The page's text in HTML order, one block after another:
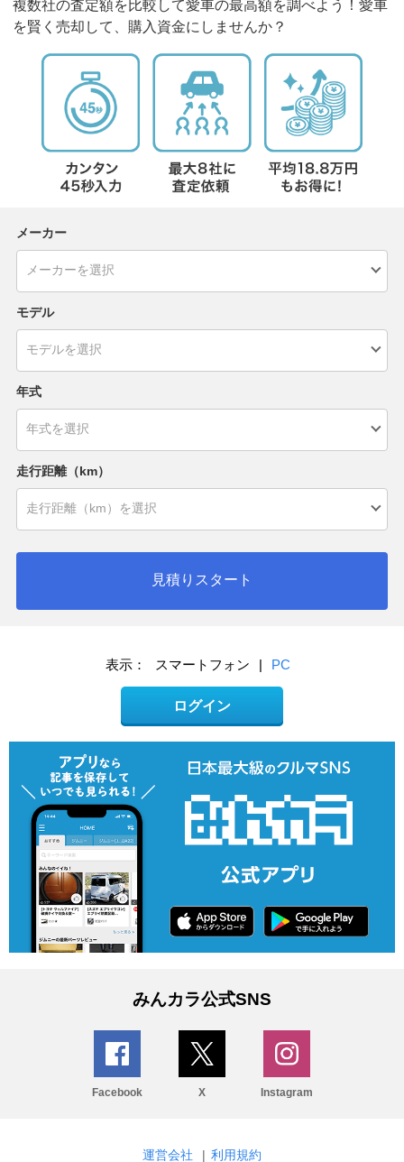
複数社の査定額を比較して愛車の最高額を調べよう！愛車
を賢く売却して、購入資金にしませんか？
メーカー
モデル
年式
走行距離（km）
見積りスタート
表示： スマートフォン | PC
ログイン
みんカラ公式SNS
Facebook X Instagram
運営会社 | 利用規約